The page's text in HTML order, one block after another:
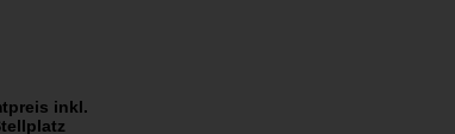
inkl.